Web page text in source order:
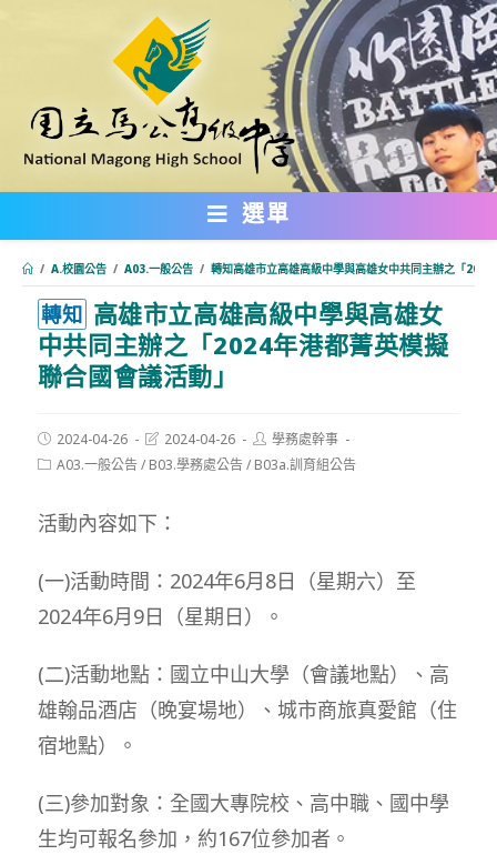
內
選單
/ A.校園公告 / A03.一般公告 / 轉知高雄市立高雄高級中學與高雄女中共同主辦之「
轉知 高雄市立高雄高級中學與高雄女
中共同主辦之「2024年港都菁英模擬
聯合國會議活動」
Post
published:
2024-04-26
Post
modified:
2024-04-26
Post
author:
學務處幹事
PostA03.一般公告/ B03.學務處公告/ B03a.訓育組公告
活動內容如下：
(一)活動時間：2024年6月8日（星期六）至
2024年6月9日（星期日）。
(二)活動地點：國立中山大學（會議地點）、高
雄翰品酒店（晚宴場地）、城市商旅真愛館（住
宿地點）。
(三)參加對象：全國大專院校、高中職、國中學
生均可報名參加，約167位參加者。